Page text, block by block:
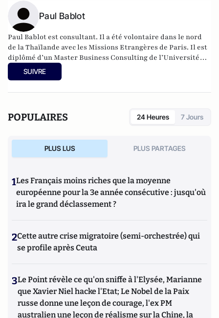
Paul Bablot
Paul Bablot est consultant. Il a été volontaire dans le nord
de la Thaïlande avec les Missions Etrangères de Paris. Il est
diplômé d’un Master Business Consulting de l’Université
Paris Dauphine. Paul Bablot a publié "Du Mékong à la place
Saint-Pierre, 20.000 km à la rencontre des Chrétiens" (ed.
SUIVRE
POPULAIRES 24 Heures 7 Jours
PLUS LUS PLUS PARTAGES
1Les Français moins riches que la moyenne
européenne pour la 3e année consécutive : jusqu'où
ira le grand déclassement ?
2Cette autre crise migratoire (semi-orchestrée) qui
se profile après Ceuta
3Le Point révèle ce qu'on sniffe à l'Elysée, Marianne
que Xavier Niel hacke l'Etat; Le Nobel de la Paix
russe donne une leçon de courage, l'ex PM
australien une leçon de réalisme sur la Chine, la